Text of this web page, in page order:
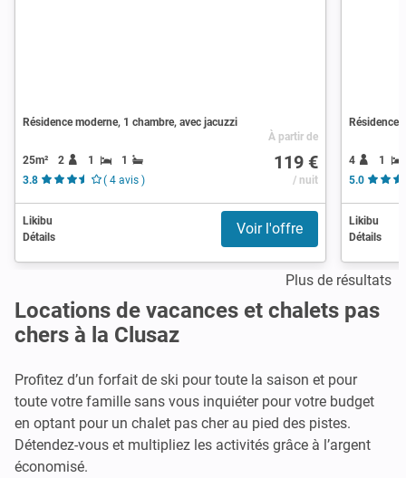
Résidence moderne, 1 chambre, avec jacuzzi
25m² 2 1
1
3.8
( 4 avis )
À partir de
119 €
/ nuit
Likibu
Détails
Voir l'offre
Résidence
4
1
5.0
Likibu
Détails
Plus de résultats
Locations de vacances et chalets pas
chers à la Clusaz
Profitez d’un forfait de ski pour toute la saison et pour
toute votre famille sans vous inquiéter pour votre budget
en optant pour un chalet pas cher au pied des pistes.
Détendez-vous et multipliez les activités grâce à l’argent
économisé.